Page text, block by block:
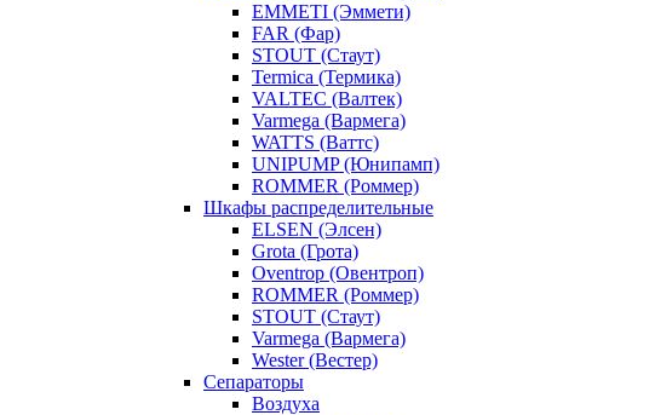
EMMETI (Эммети)
FAR (Фар)
STOUT (Стаут)
Termica (Термика)
VALTEC (Валтек)
Varmega (Вармега)
WATTS (Ваттс)
UNIPUMP (Юнипамп)
ROMMER (Роммер)
Шкафы распределительные
ELSEN (Элсен)
Grota (Грота)
Oventrop (Овентроп)
ROMMER (Роммер)
STOUT (Стаут)
Varmega (Вармега)
Wester (Вестер)
Сепараторы
Воздуха